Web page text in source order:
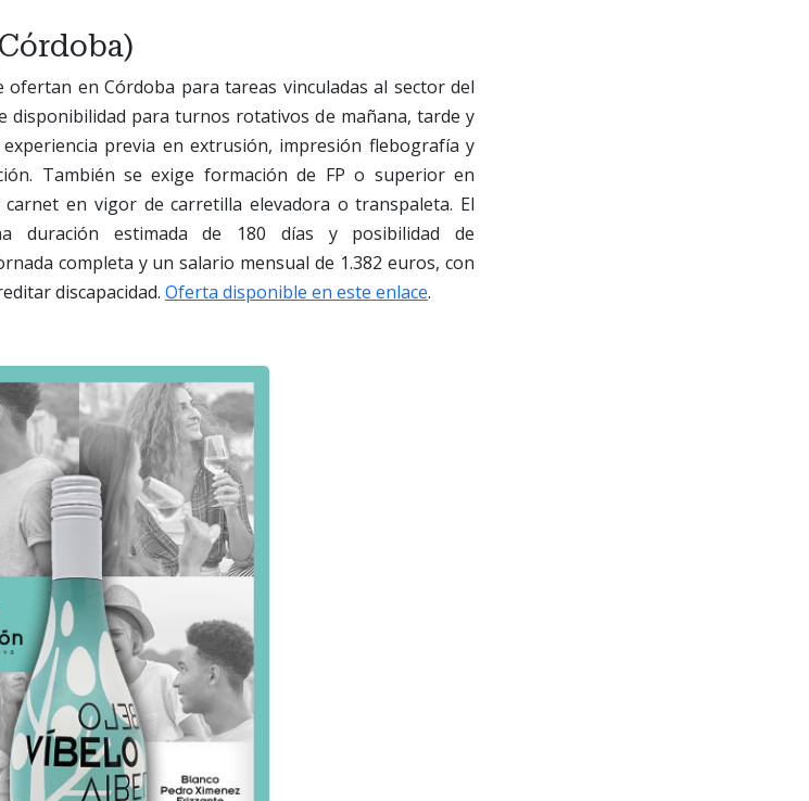
en Córdoba para tareas vinculadas al sector del
disponibilidad para turnos rotativos de mañana, tarde y
previa en extrusión, impresión flebografía y
También se exige formación de FP o superior en
en vigor de carretilla elevadora o transpaleta. El
duración estimada de 180 días y posibilidad de
completa y un salario mensual de 1.382 euros, con
discapacidad. Oferta disponible en este enlace.